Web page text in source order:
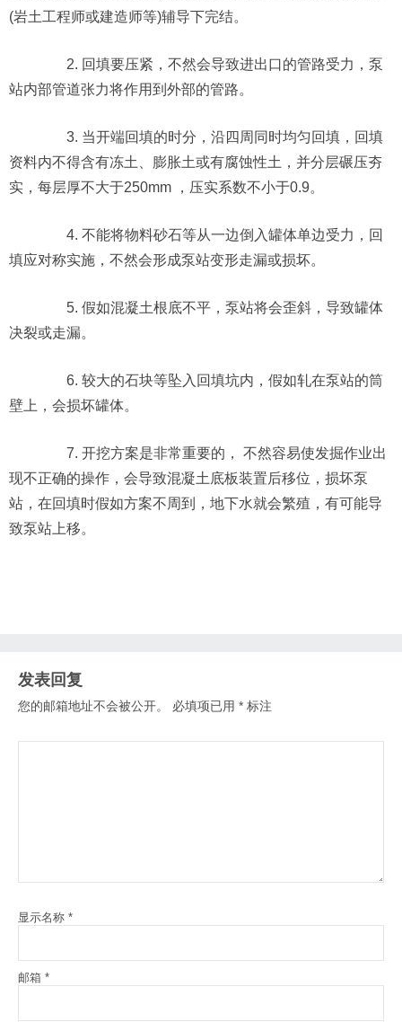
(岩土工程师或建造师等)辅导下完结。
2. 回填要压紧，不然会导致进出口的管路受力，泵
站内部管道张力将作用到外部的管路。
3. 当开端回填的时分，沿四周同时均匀回填，回填
资料内不得含有冻土、膨胀土或有腐蚀性土，并分层碾压夯
实，每层厚不大于250mm ，压实系数不小于0.9。
4. 不能将物料砂石等从一边倒入罐体单边受力，回
填应对称实施，不然会形成泵站变形走漏或损坏。
5. 假如混凝土根底不平，泵站将会歪斜，导致罐体
决裂或走漏。
6. 较大的石块等坠入回填坑内，假如轧在泵站的筒
壁上，会损坏罐体。
7. 开挖方案是非常重要的， 不然容易使发掘作业出
现不正确的操作，会导致混凝土底板装置后移位，损坏泵
站，在回填时假如方案不周到，地下水就会繁殖，有可能导
致泵站上移。
发表回复
您的邮箱地址不会被公开。 必填项已用 * 标注
显示名称 *
邮箱 *